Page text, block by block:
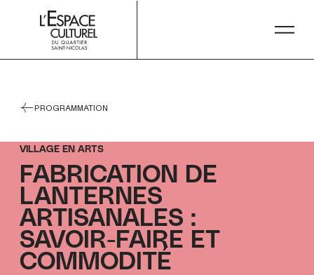
string(5) "16H00"
PROGRAMMATION
VILLAGE EN ARTS
FABRICATION DE
LANTERNES
ARTISANALES :
SAVOIR-FAIRE ET
COMMODITÉ
FABRICATION DE
LANTERNES
ARTISANALES :
SAVOIR-FAIRE ET
COMMODITÉ